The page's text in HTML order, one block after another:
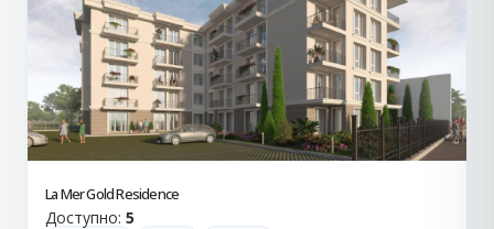
La Mer Gold Residence
Доступно: 5